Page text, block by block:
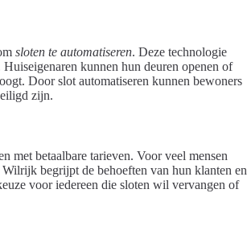
sloten te automatiseren. Deze technologie
kunnen hun deuren openen of
Door slot automatiseren kunnen bewoners
zijn.
met betaalbare tarieven. Voor veel mensen
begrijpt de behoeften van hun klanten en
voor iedereen die sloten wil vervangen of